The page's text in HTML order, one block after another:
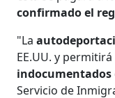
confirmado el
"La
EE.UU. y permitirá
indocumentados
Servicio de